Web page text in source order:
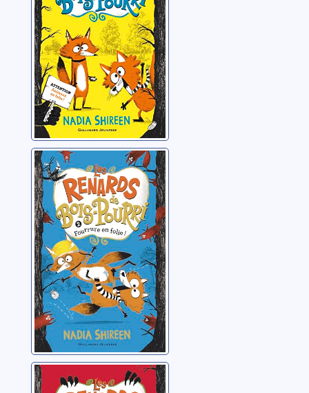
Les renards de
Bois-Pourri: 02:
Fourrure en folie
Shireen, Nadia
Les renards de